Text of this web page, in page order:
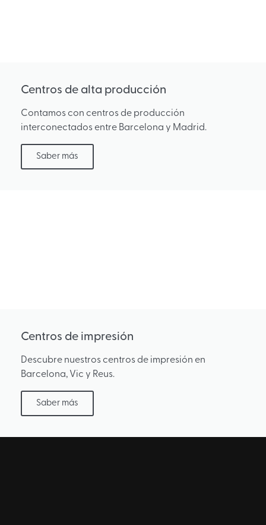
Centros de alta producción
Contamos con centros de producción
interconectados entre Barcelona y Madrid.
Saber más
Centros de impresión
Descubre nuestros centros de impresión en
Barcelona, Vic y Reus.​
Saber más